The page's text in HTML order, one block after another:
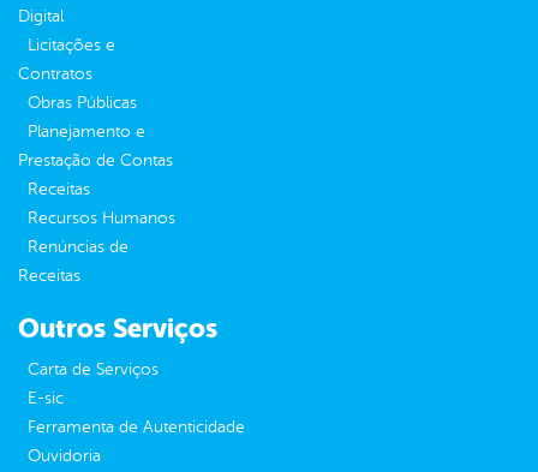
Digital
Licitações e
Contratos
Obras Públicas
Planejamento e
Prestação de Contas
Receitas
Recursos Humanos
Renúncias de
Receitas
Outros Serviços
Carta de Serviços
E-sic
Ferramenta de Autenticidade
Ouvidoria